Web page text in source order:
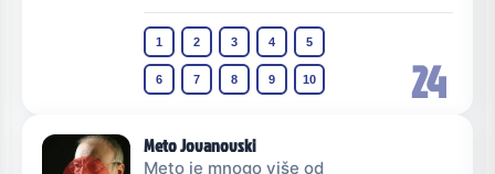
24
1 2 3 4 5
6 7 8 9 10
Meto Jovanovski
Meto je mnogo više od